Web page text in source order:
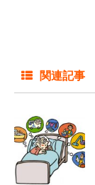
関連記事